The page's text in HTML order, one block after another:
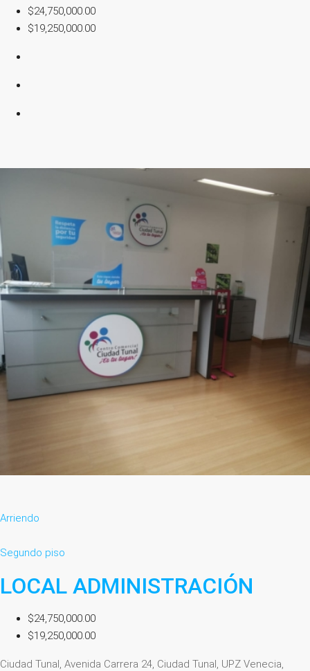
$24,750,000.00
$19,250,000.00
Arriendo
Segundo piso
LOCAL ADMINISTRACIÓN
$24,750,000.00
$19,250,000.00
Ciudad Tunal, Avenida Carrera 24, Ciudad Tunal, UPZ Venecia,